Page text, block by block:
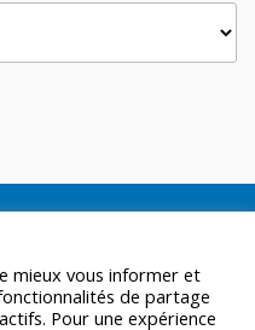
mieux vous informer et
de partage
Pour une expérience